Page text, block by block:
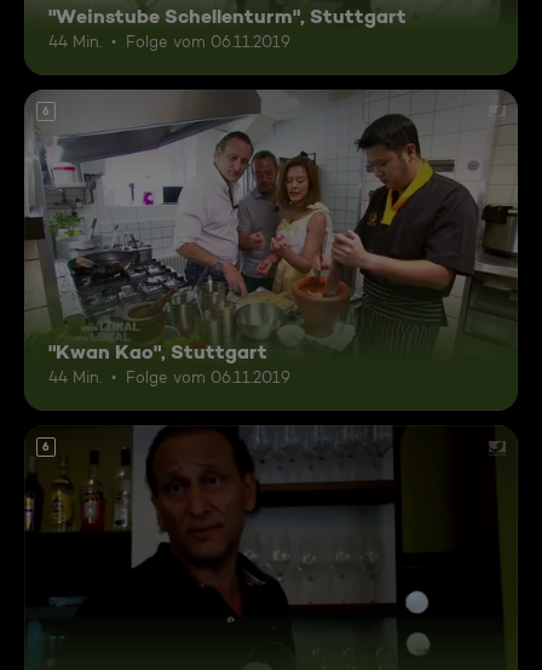
"Weinstube Schellenturm", Stuttgart
44 Min. Folge vom 06.11.2019
6
"Kwan Kao", Stuttgart
44 Min. Folge vom 06.11.2019
6